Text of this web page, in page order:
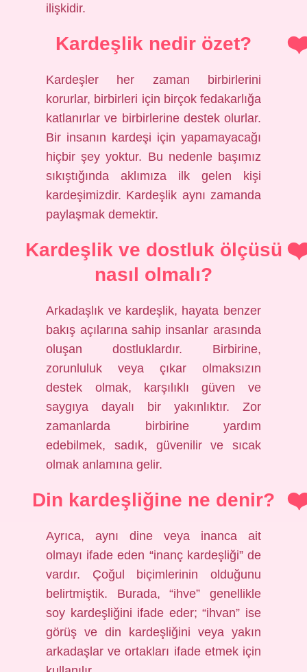
ilişkidir.
Kardeşlik nedir özet?
Kardeşler her zaman birbirlerini
korurlar, birbirleri için birçok fedakarlığa
katlanırlar ve birbirlerine destek olurlar.
Bir insanın kardeşi için yapamayacağı
hiçbir şey yoktur. Bu nedenle başımız
sıkıştığında aklımıza ilk gelen kişi
kardeşimizdir. Kardeşlik aynı zamanda
paylaşmak demektir.
Kardeşlik ve dostluk ölçüsü
nasıl olmalı?
Arkadaşlık ve kardeşlik, hayata benzer
bakış açılarına sahip insanlar arasında
oluşan dostluklardır. Birbirine,
zorunluluk veya çıkar olmaksızın
destek olmak, karşılıklı güven ve
saygıya dayalı bir yakınlıktır. Zor
zamanlarda birbirine yardım
edebilmek, sadık, güvenilir ve sıcak
olmak anlamına gelir.
Din kardeşliğine ne denir?
Ayrıca, aynı dine veya inanca ait
olmayı ifade eden “inanç kardeşliği” de
vardır. Çoğul biçimlerinin olduğunu
belirtmiştik. Burada, “ihve” genellikle
soy kardeşliğini ifade eder; “ihvan” ise
görüş ve din kardeşliğini veya yakın
arkadaşlar ve ortakları ifade etmek için